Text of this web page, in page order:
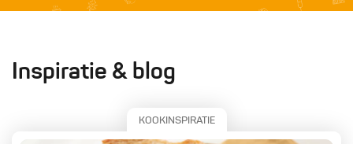
Inspiratie & blog
KOOKINSPIRATIE